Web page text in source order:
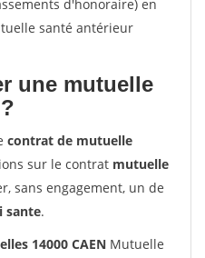
d'honoraire) en
santé antérieur
une mutuelle
contrat de mutuelle
sur le contrat mutuelle
sans engagement, un de
sante.
14000 CAEN Mutuelle